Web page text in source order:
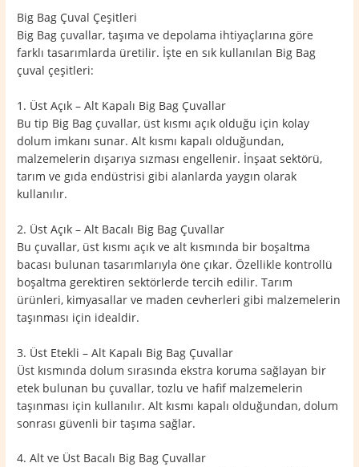
Big Bag Çuval Çeşitleri
Big Bag çuvallar, taşıma ve depolama ihtiyaçlarına göre
farklı tasarımlarda üretilir. İşte en sık kullanılan Big Bag
çuval çeşitleri:
1. Üst Açık – Alt Kapalı Big Bag Çuvallar
Bu tip Big Bag çuvallar, üst kısmı açık olduğu için kolay
dolum imkanı sunar. Alt kısmı kapalı olduğundan,
malzemelerin dışarıya sızması engellenir. İnşaat sektörü,
tarım ve gıda endüstrisi gibi alanlarda yaygın olarak
kullanılır.
2. Üst Açık – Alt Bacalı Big Bag Çuvallar
Bu çuvallar, üst kısmı açık ve alt kısmında bir boşaltma
bacası bulunan tasarımlarıyla öne çıkar. Özellikle kontrollü
boşaltma gerektiren sektörlerde tercih edilir. Tarım
ürünleri, kimyasallar ve maden cevherleri gibi malzemelerin
taşınması için idealdir.
3. Üst Etekli – Alt Kapalı Big Bag Çuvallar
Üst kısmında dolum sırasında ekstra koruma sağlayan bir
etek bulunan bu çuvallar, tozlu ve hafif malzemelerin
taşınması için kullanılır. Alt kısmı kapalı olduğundan, dolum
sonrası güvenli bir taşıma sağlar.
4. Alt ve Üst Bacalı Big Bag Çuvallar